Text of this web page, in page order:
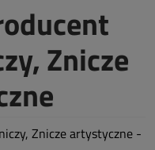
Znicze